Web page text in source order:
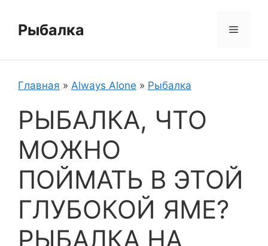
содержимому
Рыбалка Меню
Главная » Always Alone » Рыбалка
РЫБАЛКА, ЧТО
МОЖНО
ПОЙМАТЬ В ЭТОЙ
ГЛУБОКОЙ ЯМЕ?
РЫБАЛКА НА